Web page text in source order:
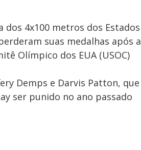
dos 4x100 metros dos Estados
suas medalhas após a
Olímpico dos EUA (USOC)
Demps e Darvis Patton, que
ser punido no ano passado